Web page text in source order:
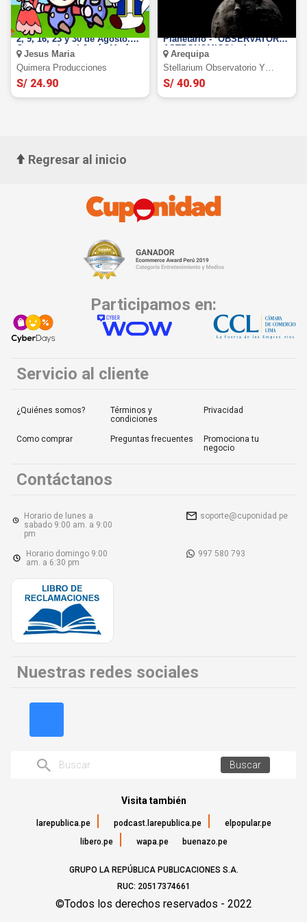
Mario Bross y sus amigos: El
2, 9, 16, 23 y 30 de Agosto.
Centro cultural-Jesús María
Jesus Maria
Quimera Producciones
S/ 24.90
Stellarium Observatorio y
Planetario - *OBSERVATORIO
ASTRONOMICO* - Arequipa.
Arequipa
Stellarium Observatorio Y
Planetario.
S/ 40.90
Regresar al inicio
Participamos en:
Servicio al cliente
¿Quiénes somos?
Términos y
condiciones
Privacidad
Como comprar Preguntas frecuentes
Promociona tu
negocio
Contáctanos
Horario de lunes a
sabado 9:00 am. a 9:00
pm
soporte@cuponidad.pe
Horario domingo 9:00
am. a 6:30 pm
997 580 793
Nuestras redes sociales
Buscar
Visita también
larepublica.pe podcast.larepublica.pe
elpopular.pe
libero.pe
wapa.pe buenazo.pe
GRUPO LA REPÚBLICA PUBLICACIONES S.A.
RUC: 20517374661
©Todos los derechos reservados - 2022